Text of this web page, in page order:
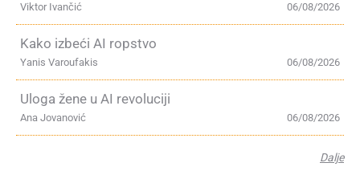
06/08/2026
Viktor Ivančić
Kako izbeći AI ropstvo
06/08/2026
Yanis Varoufakis
Uloga žene u AI revoluciji
06/08/2026
Ana Jovanović
Dalje